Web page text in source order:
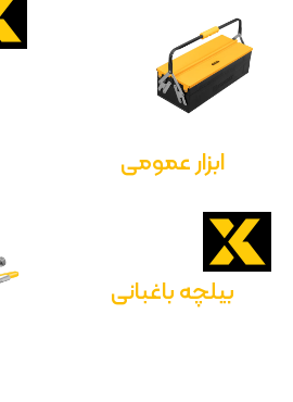
ابزار عمومی
بیلچه باغبانی